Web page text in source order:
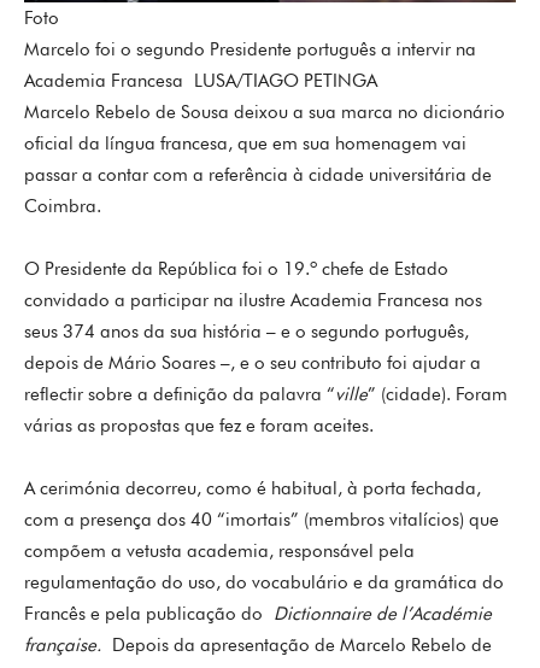
Foto
Marcelo foi o segundo Presidente português a intervir na
Academia Francesa LUSA/TIAGO PETINGA
Marcelo Rebelo de Sousa deixou a sua marca no dicionário
oficial da língua francesa, que em sua homenagem vai
passar a contar com a referência à cidade universitária de
Coimbra.
O Presidente da República foi o 19.º chefe de Estado
convidado a participar na ilustre Academia Francesa nos
seus 374 anos da sua história – e o segundo português,
depois de Mário Soares –, e o seu contributo foi ajudar a
reflectir sobre a definição da palavra “ville” (cidade). Foram
várias as propostas que fez e foram aceites.
A cerimónia decorreu, como é habitual, à porta fechada,
com a presença dos 40 “imortais” (membros vitalícios) que
compõem a vetusta academia, responsável pela
regulamentação do uso, do vocabulário e da gramática do
Francês e pela publicação do Dictionnaire de l’Académie
française. Depois da apresentação de Marcelo Rebelo de